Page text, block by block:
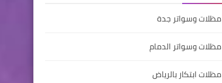
مظلات وسواتر جدة
مظلات وسواتر الدمام
مظلات ابتكار بالرياض